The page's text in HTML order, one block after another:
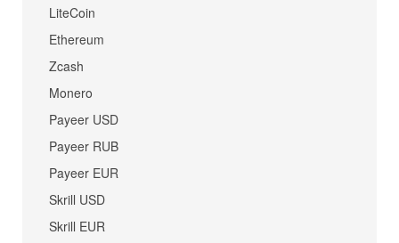
LiteCoin
Ethereum
Zcash
Monero
Payeer USD
Payeer RUB
Payeer EUR
Skrill USD
Skrill EUR